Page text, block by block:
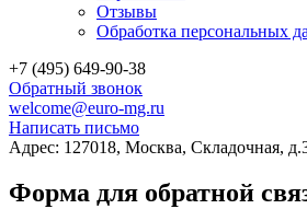
Отзывы
Обработка персональных
+7 (495) 649-90-38
Обратный звонок
welcome@euro-mg.ru
Написать письмо
Адрес: 127018, Москва, Складочная,
Форма для обратной